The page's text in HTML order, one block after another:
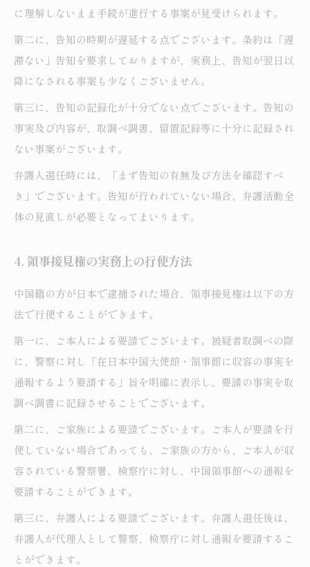
に理解しないまま手続が進行する事案が見受けられます。
第二に、告知の時期が遅延する点でございます。条約は「遅
滞ない」告知を要求しておりますが、実務上、告知が翌日以
降になされる事案も少なくございません。
第三に、告知の記録化が十分でない点でございます。告知の
事実及び内容が、取調べ調書、留置記録等に十分に記録され
ない事案がございます。
弁護人選任時には、「まず告知の有無及び方法を確認すべ
き」でございます。告知が行われていない場合、弁護活動全
体の見直しが必要となってまいります。
4. 領事接見権の実務上の行使方法
中国籍の方が日本で逮捕された場合、領事接見権は以下の方
法で行使することができます。
第一に、ご本人による要請でございます。被疑者取調べの際
に、警察に対し「在日本中国大使館・領事館に収容の事実を
通報するよう要請する」旨を明確に表示し、要請の事実を取
調べ調書に記録させることでございます。
第二に、ご家族による要請でございます。ご本人が要請を行
使していない場合であっても、ご家族の方から、ご本人が収
容されている警察署、検察庁に対し、中国領事館への通報を
要請することができます。
第三に、弁護人による要請でございます。弁護人選任後は、
弁護人が代理人として警察、検察庁に対し通報を要請するこ
とができます。